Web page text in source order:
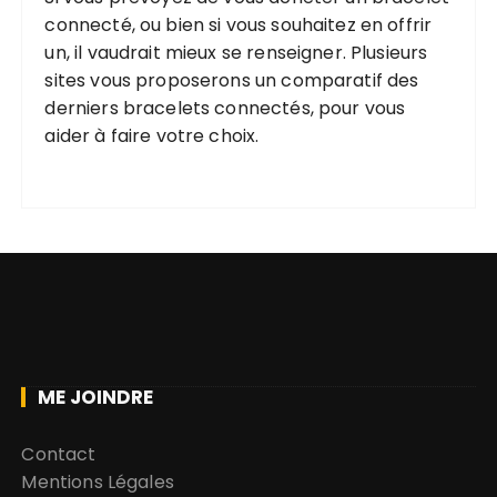
connecté, ou bien si vous souhaitez en offrir
un, il vaudrait mieux se renseigner. Plusieurs
sites vous proposerons un comparatif des
derniers bracelets connectés, pour vous
aider à faire votre choix.
ME JOINDRE
Contact
Mentions Légales